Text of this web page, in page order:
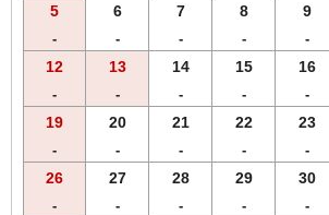
5
-
6
-
7
-
8
-
9
-
12
-
13
-
14
-
15
-
16
-
19
-
20
-
21
-
22
-
23
-
26
-
27
-
28
-
29
-
30
-